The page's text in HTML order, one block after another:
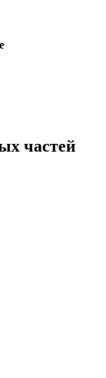
частей